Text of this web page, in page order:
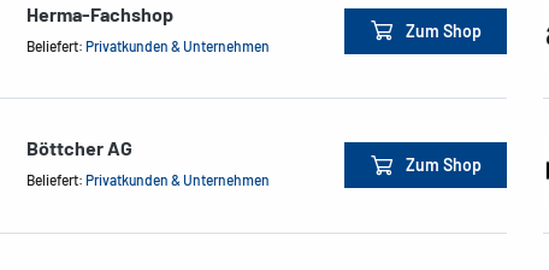
Herma-Fachshop
Beliefert: Privatkunden & Unternehmen
Zum Shop
Böttcher AG
Beliefert: Privatkunden & Unternehmen
Zum Shop